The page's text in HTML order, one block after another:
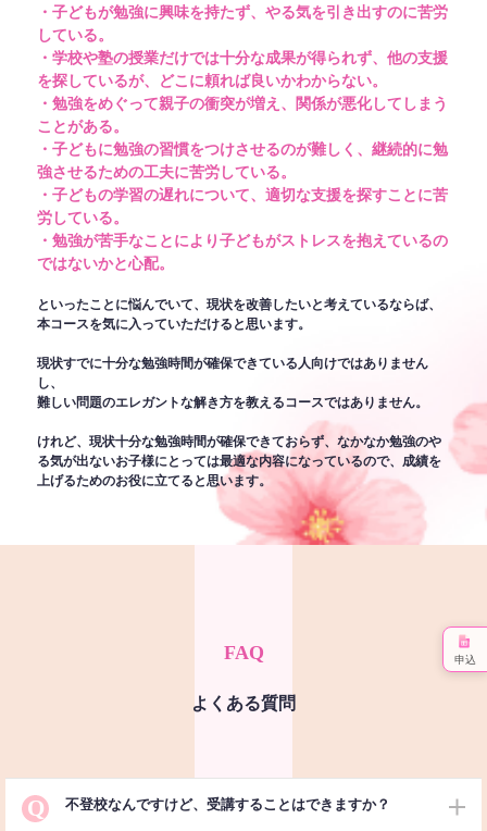
・子どもが勉強に興味を持たず、やる気を引き出すのに苦労
している。
・学校や塾の授業だけでは十分な成果が得られず、他の支援
を探しているが、どこに頼れば良いかわからない。
・勉強をめぐって親子の衝突が増え、関係が悪化してしまう
ことがある。
・子どもに勉強の習慣をつけさせるのが難しく、継続的に勉
強させるための工夫に苦労している。
・子どもの学習の遅れについて、適切な支援を探すことに苦
労している。
・勉強が苦手なことにより子どもがストレスを抱えているの
ではないかと心配。
といったことに悩んでいて、現状を改善したいと考えているならば、
本コースを気に入っていただけると思います。
現状すでに十分な勉強時間が確保できている人向けではありません
し、
難しい問題のエレガントな解き方を教えるコースではありません。
けれど、現状十分な勉強時間が確保できておらず、なかなか勉強のや
る気が出ないお子様にとっては最適な内容になっているので、成績を
上げるためのお役に立てると思います。
FAQ
よくある質問
Q 不登校なんですけど、受講することはできますか？
申込